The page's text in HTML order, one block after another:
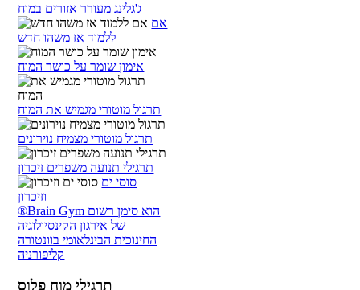
ג'גלינג מעורר אזורים במוח
אם
ללמוד אז משהו חדש
אימון שומר על כושר המוח
תרגול מוטורי מגמיש את המוח
תרגול מוטורי מצמיח נוירונים
תרגילי תנועה משפרים זיכרון
סוסי ים
וזיכרון
®Brain Gym הוא סימן רשום
של אירגון הקינסיולוגיה
החינוכית הבינלאומי בוונטורה
קליפורניה
תרגילי מוח פלוס